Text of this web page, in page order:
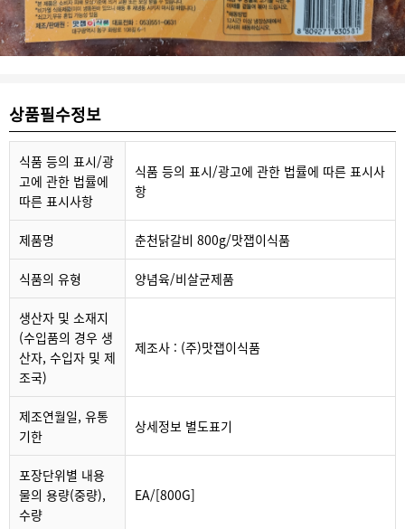
상품필수정보
식품 등의 표시/광
고에 관한 법률에
따른 표시사항
식품 등의 표시/광고에 관한 법률에 따른 표시사
항
제품명 춘천닭갈비 800g/맛잽이식품
식품의 유형 양념육/비살균제품
생산자 및 소재지
(수입품의 경우 생
산자, 수입자 및 제
조국)
제조사 : (주)맛잽이식품
제조연월일, 유통
기한
상세정보 별도표기
포장단위별 내용
물의 용량(중량),
수량
EA/[800G]